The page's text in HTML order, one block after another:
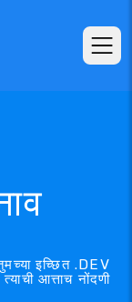
इच्छित .DEV
आत्ताच नोंदणी